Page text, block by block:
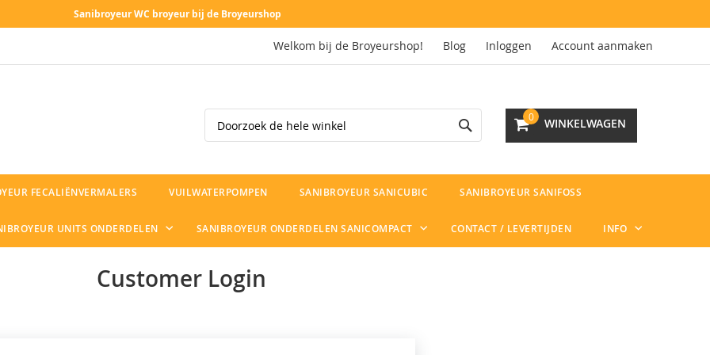
Sanibroyeur WC broyeur bij de Broyeurshop
Welkom bij de Broyeurshop! Blog Inloggen Account aanmaken
WINKELWAGEN
0
Search
FECALIËNVERMALERS VUILWATERPOMPEN SANIBROYEUR SANICUBIC SANIBROYEUR SANIFOSS
UNITS ONDERDELEN SANIBROYEUR ONDERDELEN SANICOMPACT CONTACT / LEVERTIJDEN INFO
Customer Login